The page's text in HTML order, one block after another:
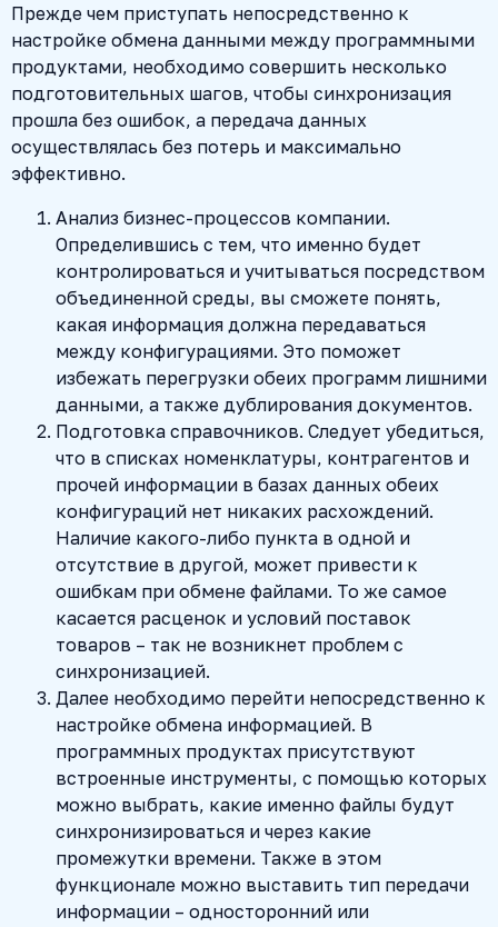
Прежде чем приступать непосредственно к
настройке обмена данными между программными
продуктами, необходимо совершить несколько
подготовительных шагов, чтобы синхронизация
прошла без ошибок, а передача данных
осуществлялась без потерь и максимально
эффективно.
Анализ бизнес-процессов компании.
Определившись с тем, что именно будет
контролироваться и учитываться посредством
объединенной среды, вы сможете понять,
какая информация должна передаваться
между конфигурациями. Это поможет
избежать перегрузки обеих программ лишними
данными, а также дублирования документов.
Подготовка справочников. Следует убедиться,
что в списках номенклатуры, контрагентов и
прочей информации в базах данных обеих
конфигураций нет никаких расхождений.
Наличие какого-либо пункта в одной и
отсутствие в другой, может привести к
ошибкам при обмене файлами. То же самое
касается расценок и условий поставок
товаров – так не возникнет проблем с
синхронизацией.
Далее необходимо перейти непосредственно к
настройке обмена информацией. В
программных продуктах присутствуют
встроенные инструменты, с помощью которых
можно выбрать, какие именно файлы будут
синхронизироваться и через какие
промежутки времени. Также в этом
функционале можно выставить тип передачи
информации – односторонний или